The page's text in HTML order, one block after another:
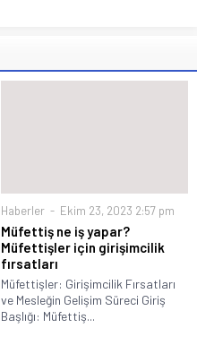
Haberler Ekim 23, 2023 2:57 pm
Müfettiş ne iş yapar?
Müfettişler için girişimcilik
fırsatları
Müfettişler: Girişimcilik Fırsatları
ve Mesleğin Gelişim Süreci Giriş
Başlığı: Müfettiş...